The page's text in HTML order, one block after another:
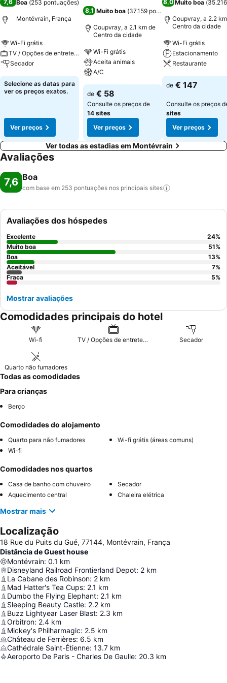
7,6 Boa (253 pontuações)
Montévrain, França
Wi-Fi grátis
TV / Opções de entretenimento
Secador
Selecione as datas para
ver os preços exatos.
Ver preços
8,1 Muito boa (37.159 pontuações
Coupvray, a 2.1 km de
Centro da cidade
Wi-Fi grátis
Aceita animais
A/C
de € 58
Consulte os preços de
14 sites
Ver preços
8,0 Muito boa (
Coupvray, a 2.2
Centro da cidade
Wi-Fi grátis
Estacionamento
Restaurante
de € 147
Consulte os preços
sites
Ver preços
Ver todas as estadias em Montévrain
Avaliações
7,6 Boa
com base em 253 pontuações nos principais sites
Avaliações dos hóspedes
Excelente 24%
Muito boa
51%
Boa
13%
Aceitável
7%
Fraca
5%
Mostrar avaliações
Comodidades principais do hotel
Wi-fi TV / Opções de entretenimento Secador
Quarto não fumadores
Todas as comodidades
Para crianças
Berço
Comodidades do alojamento
Quarto para não fumadores
Wi-fi grátis (áreas comuns)
Wi-fi
Comodidades nos quartos
Casa de banho com chuveiro
Secador
Aquecimento central
Chaleira elétrica
Mostrar mais
Localização
18 Rue du Puits du Gué, 77144, Montévrain, França
Distância de Guest house
Montévrain: 0.1 km
Disneyland Railroad Frontierland Depot: 2 km
La Cabane des Robinson: 2 km
Mad Hatter's Tea Cups: 2.1 km
Dumbo the Flying Elephant: 2.1 km
Sleeping Beauty Castle: 2.2 km
Buzz Lightyear Laser Blast: 2.3 km
Orbitron: 2.4 km
Mickey's Philharmagic: 2.5 km
Château de Ferrières: 6.5 km
Cathédrale Saint-Étienne: 13.7 km
Aeroporto De Paris - Charles De Gaulle: 20.3 km